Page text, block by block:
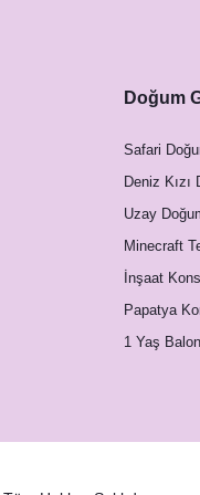
Doğum
Safari
Deniz
Uzay
Minecraft
İnşaat
Papatya
1 Yaş